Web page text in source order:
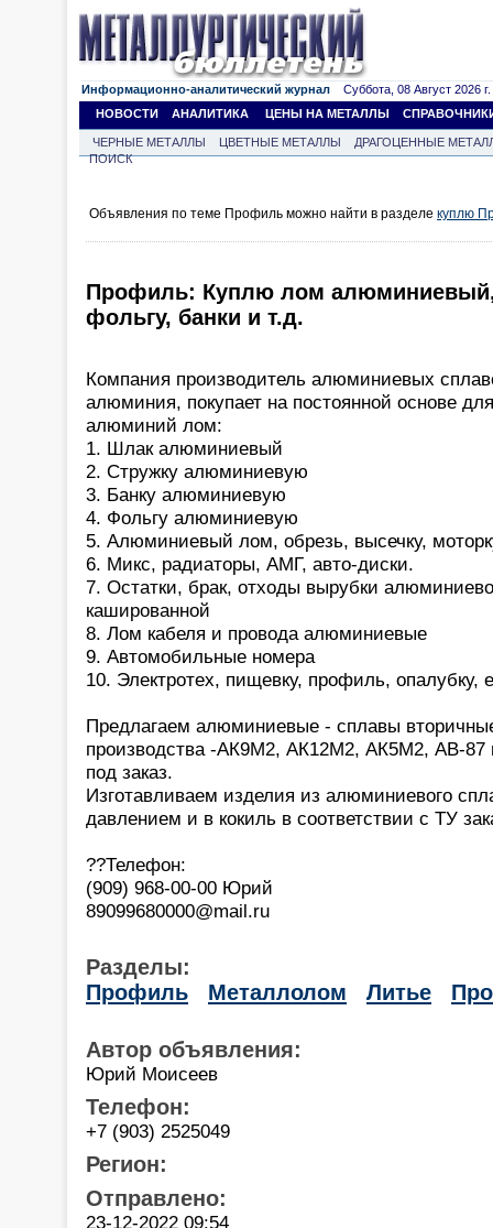
Информационно-аналитический журнал Суббота, 08 Август 2026 г.
НОВОСТИ
АНАЛИТИКА ЦЕНЫ НА МЕТАЛЛЫ
ЧЕРНЫЕ МЕТАЛЛЫ ЦВЕТНЫЕ МЕТАЛЛЫ
ДРАГОЦЕННЫЕ
ПОИСК
Объявления по теме Профиль можно найти в разделе куплю
Профиль: Куплю лом алюминиевый,
фольгу, банки и т.д.
Компания производитель алюминиевых
алюминия, покупает на постоянной основе
алюминий лом:
1. Шлак алюминиевый
2. Стружку алюминиевую
3. Банку алюминиевую
4. Фольгу алюминиевую
5. Алюминиевый лом, обрезь, высечку,
6. Микс, радиаторы, АМГ, авто-диски.
7. Остатки, брак, отходы вырубки
кашированной
8. Лом кабеля и провода алюминиевые
9. Автомобильные номера
10. Электротех, пищевку, профиль,
Предлагаем алюминиевые - сплавы
производства -АК9М2, АК12М2, АК5М2, АВ-87
под заказ.
Изготавливаем изделия из алюминиевого
давлением и в кокиль в соответствии с ТУ
??Телефон:
(909) 968-00-00 Юрий
89099680000@mail.ru
Разделы:
Профиль
Металлолом Литье
Автор объявления:
Юрий Моисеев
Телефон:
+7 (903) 2525049
Регион:
Отправлено:
23-12-2022 09:54